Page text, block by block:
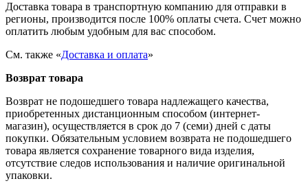
Доставка товара в транспортную компанию для отправки в
регионы, производится после 100% оплаты счета. Счет можно
оплатить любым удобным для вас способом.
См. также «Доставка и оплата»
Возврат товара
Возврат не подошедшего товара надлежащего качества,
приобретенных дистанционным способом (интернет-
магазин), осуществляется в срок до 7 (семи) дней с даты
покупки. Обязательным условием возврата не подошедшего
товара является сохранение товарного вида изделия,
отсутствие следов использования и наличие оригинальной
упаковки.